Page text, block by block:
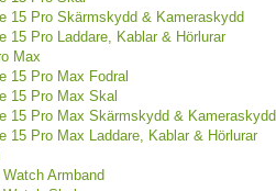
15 Pro Skärmskydd & Kameraskydd
15 Pro Laddare, Kablar & Hörlurar
Max
15 Pro Max Fodral
15 Pro Max Skal
15 Pro Max Skärmskydd & Kameraskydd
15 Pro Max Laddare, Kablar & Hörlurar
Armband